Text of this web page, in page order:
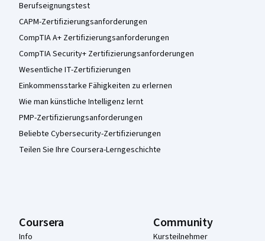
Berufseignungstest
CAPM-Zertifizierungsanforderungen
CompTIA A+ Zertifizierungsanforderungen
CompTIA Security+ Zertifizierungsanforderungen
Wesentliche IT-Zertifizierungen
Einkommensstarke Fähigkeiten zu erlernen
Wie man künstliche Intelligenz lernt
PMP-Zertifizierungsanforderungen
Beliebte Cybersecurity-Zertifizierungen
Teilen Sie Ihre Coursera-Lerngeschichte
Coursera
Info
Community
Kursteilnehmer